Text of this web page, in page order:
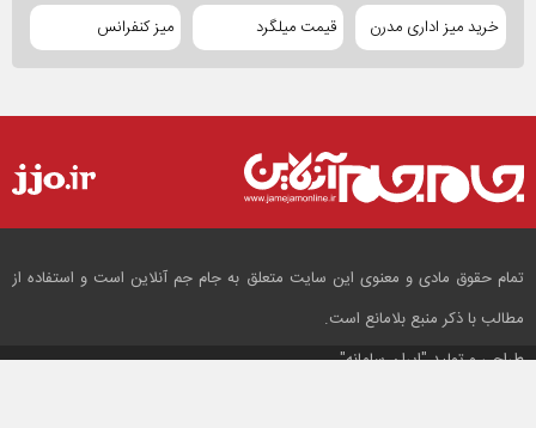
خرید میز اداری مدرن قیمت میلگرد میز کنفرانس
تمام حقوق مادی و معنوی این سایت متعلق به جام جم آنلاین است و استفاده از
مطالب با ذکر منبع بلامانع است.
طراحی و تولید"ایران سامانه"